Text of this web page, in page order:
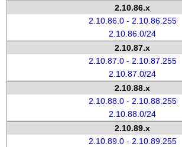
2.10.86.x
2.10.86.0 - 2.10.86.255
2.10.86.0/24
2.10.87.x
2.10.87.0 - 2.10.87.255
2.10.87.0/24
2.10.88.x
2.10.88.0 - 2.10.88.255
2.10.88.0/24
2.10.89.x
2.10.89.0 - 2.10.89.255